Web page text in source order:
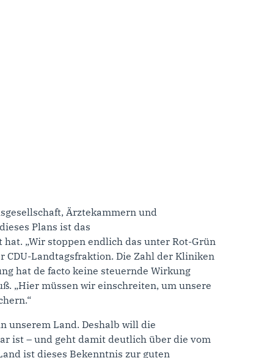
Ärztekammern und
Plans ist das
„Wir stoppen endlich das unter Rot-Grün
Landtagsfraktion. Die Zahl der Kliniken
hat de facto keine steuernde Wirkung
„Hier müssen wir einschreiten, um unsere
unserem Land. Deshalb will die
ist – und geht damit deutlich über die vom
ist dieses Bekenntnis zur guten